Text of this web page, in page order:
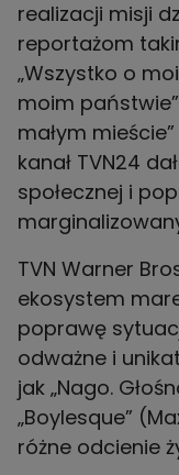
realizacji misji
reportażom
„Wszystko o
moim
małym
kanał TVN24
społecznej i
TVN Warner
ekosystem
poprawę
odważne i
jak „Nago.
„Boylesque”
różne odcienie